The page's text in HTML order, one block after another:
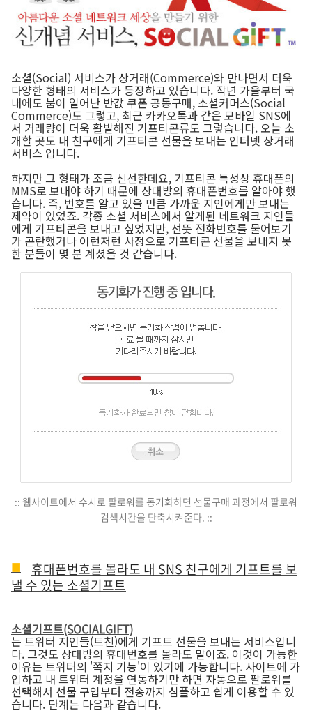
소셜(Social) 서비스가 상거래(Commerce)와 만나면서 더욱
다양한 형태의 서비스가 등장하고 있습니다. 작년 가을부터 국
내에도 붐이 일어난 반값 쿠폰 공동구매, 소셜커머스(Social
Commerce)도 그렇고, 최근 카카오톡과 같은 모바일 SNS에
서 거래량이 더욱 활발해진 기프티콘류도 그렇습니다. 오늘 소
개할 곳도 내 친구에게 기프티콘 선물을 보내는 인터넷 상거래
서비스 입니다.
하지만 그 형태가 조금 신선한데요, 기프티콘 특성상 휴대폰의
MMS로 보내야 하기 때문에 상대방의 휴대폰번호를 알아야 했
습니다. 즉, 번호를 알고 있을 만큼 가까운 지인에게만 보내는
제약이 있었죠. 각종 소셜 서비스에서 알게된 네트워크 지인들
에게 기프티콘을 보내고 싶었지만, 선뜻 전화번호를 물어보기
가 곤란했거나 이런저런 사정으로 기프티콘 선물을 보내지 못
한 분들이 몇 분 계셨을 것 같습니다.
:: 웹사이트에서 수시로 팔로워를 동기화하면 선물구매 과정에서 팔로워
검색시간을 단축시켜준다. ::
휴대폰번호를 몰라도 내 SNS 친구에게 기프트를 보
낼 수 있는 소셜기프트
소셜기프트(SOCIALGIFT)
는 트위터 지인들(트친)에게 기프트 선물을 보내는 서비스입니
다. 그것도 상대방의 휴대번호를 몰라도 말이죠. 이것이 가능한
이유는 트위터의 '쪽지 기능'이 있기에 가능합니다. 사이트에 가
입하고 내 트위터 계정을 연동하기만 하면 자동으로 팔로워를
선택해서 선물 구입부터 전송까지 심플하고 쉽게 이용할 수 있
습니다. 단계는 다음과 같습니다.